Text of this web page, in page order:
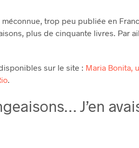
trop peu publiée en
plus de cinquante livres. Par
sur le site : Maria Bonita,
.
J’en